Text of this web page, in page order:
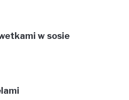
w sosie